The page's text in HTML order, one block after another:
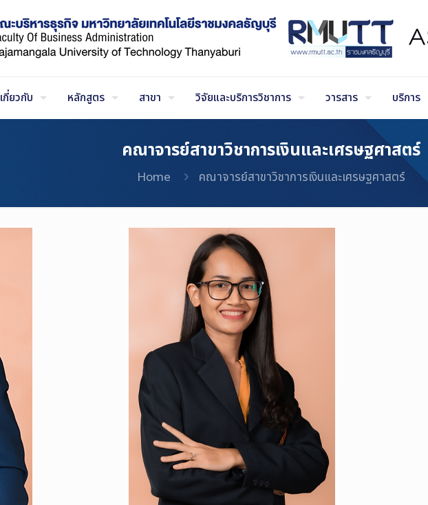
เกี่ยวกับ หลักสูตร สาขา วิจัยและบริการวิชาการ วารสาร บริการ
คณาจารย์สาขาวิชาการเงินและเศรษฐศาสตร์
Home คณาจารย์สาขาวิชาการเงินและเศรษฐศาสตร์